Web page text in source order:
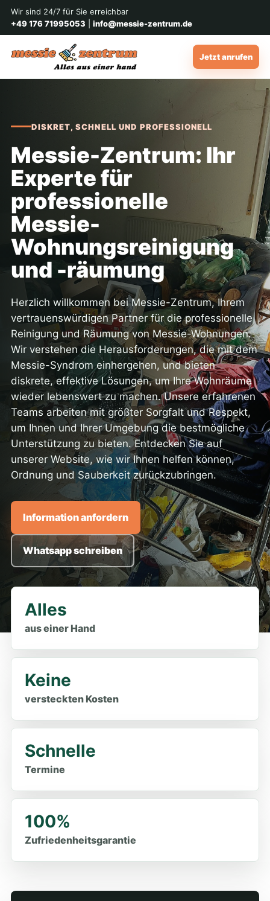
Wir sind 24/7 für Sie erreichbar
+49 176 71995053
info@messie-zentrum.de
Jetzt anrufen
DISKRET, SCHNELL UND PROFESSIONELL
Messie-Zentrum: Ihr
Experte für
professionelle
Messie-
Wohnungsreinigung
und -räumung
Herzlich willkommen bei Messie-Zentrum, Ihrem
vertrauenswürdigen Partner für die professionelle
Reinigung und Räumung von Messie-Wohnungen.
Wir verstehen die Herausforderungen, die mit dem
Messie-Syndrom einhergehen, und bieten
diskrete, effektive Lösungen, um Ihre Wohnräume
wieder lebenswert zu machen. Unsere erfahrenen
Teams arbeiten mit größter Sorgfalt und Respekt,
um Ihnen und Ihrer Umgebung die bestmögliche
Unterstützung zu bieten. Entdecken Sie auf
unserer Website, wie wir Ihnen helfen können,
Ordnung und Sauberkeit zurückzubringen.
Information anfordern
Whatsapp schreiben
Alles
aus einer Hand
Keine
versteckten Kosten
Schnelle
Termine
100%
Zufriedenheitsgarantie